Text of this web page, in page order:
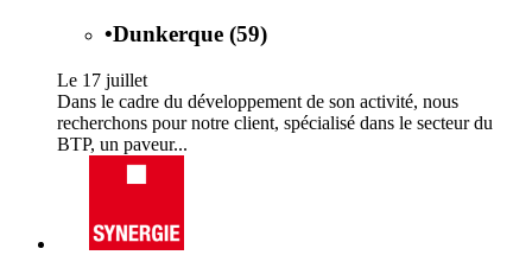
•Dunkerque (59)
Le 17 juillet
Dans le cadre du développement de son activité, nous
recherchons pour notre client, spécialisé dans le secteur du
BTP, un paveur...